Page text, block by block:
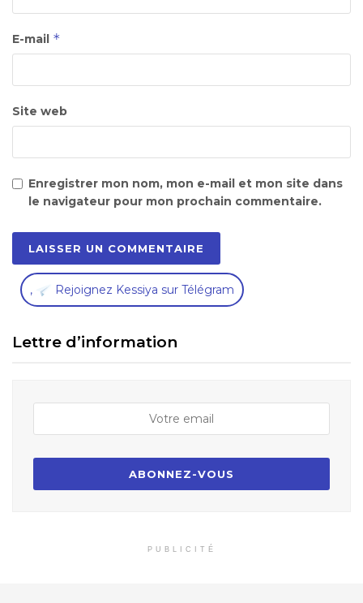
E-mail *
Site web
Enregistrer mon nom, mon e-mail et mon site dans
le navigateur pour mon prochain commentaire.
, Rejoignez Kessiya sur Télégram
Lettre d’information
PUBLICITÉ